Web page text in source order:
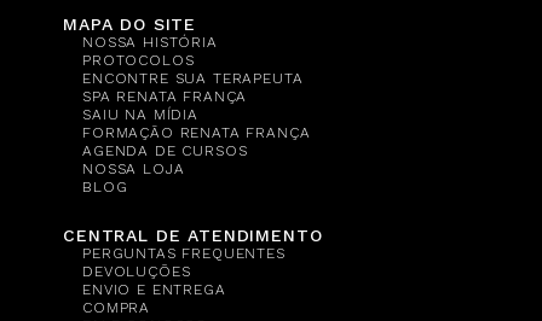
MAPA DO SITE
NOSSA HISTÓRIA
PROTOCOLOS
ENCONTRE SUA TERAPEUTA
SPA RENATA FRANÇA
SAIU NA MÍDIA
FORMAÇÃO RENATA FRANÇA
AGENDA DE CURSOS
NOSSA LOJA
BLOG
CENTRAL DE ATENDIMENTO
PERGUNTAS FREQUENTES
DEVOLUÇÕES
ENVIO E ENTREGA
COMPRA